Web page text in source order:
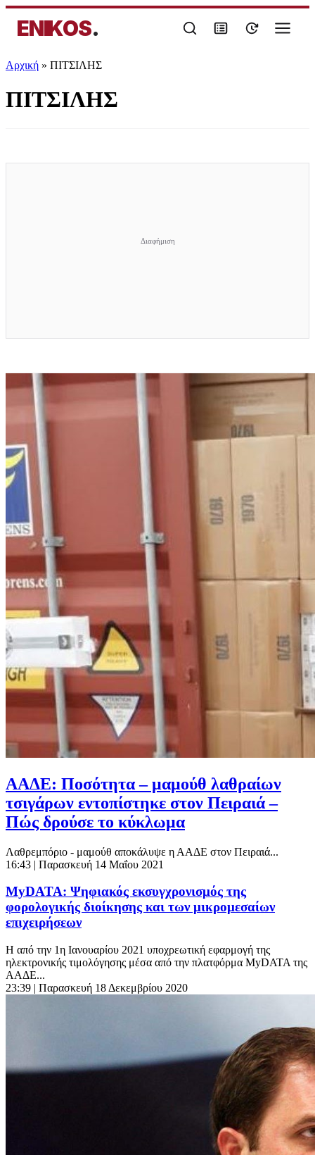
ENIKOS.
Αρχική » ΠΙΤΣΙΛΗΣ
ΠΙΤΣΙΛΗΣ
ΑΑΔΕ: Ποσότητα – μαμούθ λαθραίων
τσιγάρων εντοπίστηκε στον Πειραιά –
Πώς δρούσε το κύκλωμα
Λαθρεμπόριο - μαμούθ αποκάλυψε η ΑΑΔΕ στον Πειραιά...
16:43 | Παρασκευή 14 Μαΐου 2021
MyDATA: Ψηφιακός εκσυγχρονισμός της
φορολογικής διοίκησης και των μικρομεσαίων
επιχειρήσεων
Η από την 1η Ιανουαρίου 2021 υποχρεωτική εφαρμογή της
ηλεκτρονικής τιμολόγησης μέσα από την πλατφόρμα MyDATA της
ΑΑΔΕ...
23:39 | Παρασκευή 18 Δεκεμβρίου 2020